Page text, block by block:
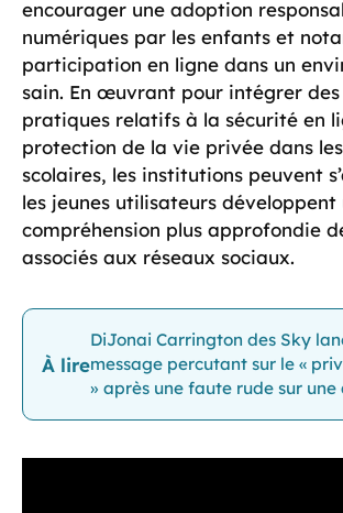
encourager une adoption
numériques par les enfants et
participation en ligne dans un
sain. En œuvrant pour intégrer
pratiques relatifs à la sécurité en
protection de la vie privée dans
scolaires, les institutions peuvent
les jeunes utilisateurs développent
compréhension plus approfondie
associés aux réseaux sociaux.
À lire
DiJonai Carrington des Sky
message percutant sur le «
» après une faute rude sur